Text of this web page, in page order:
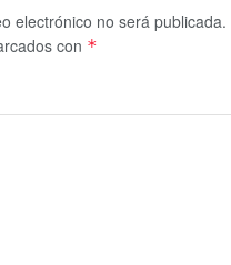
electrónico no será publicada.
con *